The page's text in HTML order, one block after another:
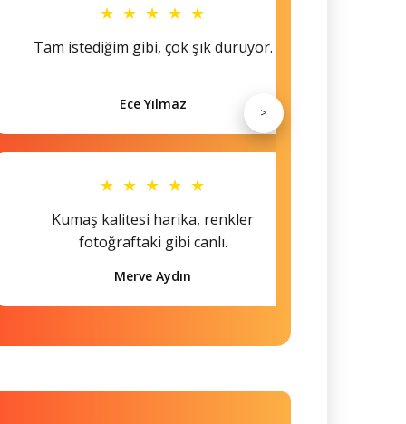
★ ★ ★ ★ ★
Tam istediğim gibi, çok şık duruyor.
Ece Yılmaz
★ ★ ★ ★ ★
Kumaş kalitesi harika, renkler
fotoğraftaki gibi canlı.
Merve Aydın
>